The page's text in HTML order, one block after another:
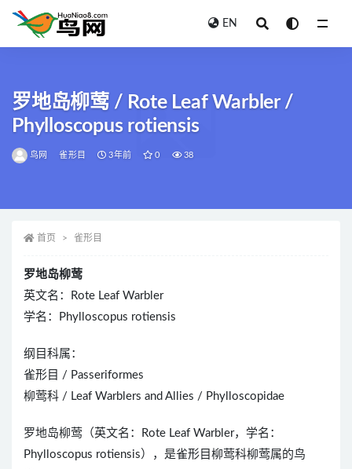
EN
罗地岛柳莺 / Rote Leaf Warbler /
Phylloscopus rotiensis
鸟网 雀形目 3年前 0 38
首页 雀形目
罗地岛柳莺
英文名：Rote Leaf Warbler
学名：Phylloscopus rotiensis
纲目科属：
雀形目 / Passeriformes
柳莺科 / Leaf Warblers and Allies / Phylloscopidae
罗地岛柳莺（英文名：Rote Leaf Warbler，学名：
Phylloscopus rotiensis），是雀形目柳莺科柳莺属的鸟